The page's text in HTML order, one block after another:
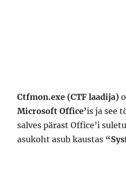
Ctfmon.exe (CTF laadija)
Microsoft Office’is ja see
salves pärast Office’i
asukoht asub kaustas